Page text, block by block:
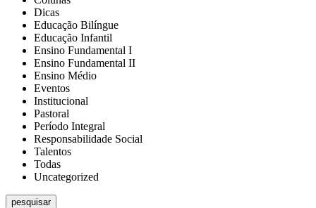
Dicas
Educação Bilíngue
Educação Infantil
Ensino Fundamental I
Ensino Fundamental II
Ensino Médio
Eventos
Institucional
Pastoral
Período Integral
Responsabilidade Social
Talentos
Todas
Uncategorized
pesquisar